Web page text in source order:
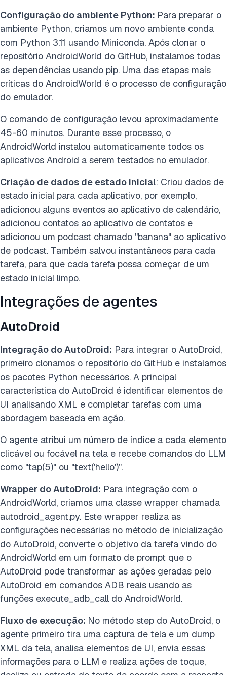
Configuração do ambiente Python: Para preparar o
ambiente Python, criamos um novo ambiente conda
com Python 3.11 usando Miniconda. Após clonar o
repositório AndroidWorld do GitHub, instalamos todas
as dependências usando pip. Uma das etapas mais
críticas do AndroidWorld é o processo de configuração
do emulador.
O comando de configuração levou aproximadamente
45-60 minutos. Durante esse processo, o
AndroidWorld instalou automaticamente todos os
aplicativos Android a serem testados no emulador.
Criação de dados de estado inicial: Criou dados de
estado inicial para cada aplicativo, por exemplo,
adicionou alguns eventos ao aplicativo de calendário,
adicionou contatos ao aplicativo de contatos e
adicionou um podcast chamado "banana" ao aplicativo
de podcast. Também salvou instantâneos para cada
tarefa, para que cada tarefa possa começar de um
estado inicial limpo.
Integrações de agentes
AutoDroid
Integração do AutoDroid: Para integrar o AutoDroid,
primeiro clonamos o repositório do GitHub e instalamos
os pacotes Python necessários. A principal
característica do AutoDroid é identificar elementos de
UI analisando XML e completar tarefas com uma
abordagem baseada em ação.
O agente atribui um número de índice a cada elemento
clicável ou focável na tela e recebe comandos do LLM
como "tap(5)" ou "text('hello')".
Wrapper do AutoDroid: Para integração com o
AndroidWorld, criamos uma classe wrapper chamada
autodroid_agent.py. Este wrapper realiza as
configurações necessárias no método de inicialização
do AutoDroid, converte o objetivo da tarefa vindo do
AndroidWorld em um formato de prompt que o
AutoDroid pode transformar as ações geradas pelo
AutoDroid em comandos ADB reais usando as
funções execute_adb_call do AndroidWorld.
Fluxo de execução: No método step do AutoDroid, o
agente primeiro tira uma captura de tela e um dump
XML da tela, analisa elementos de UI, envia essas
informações para o LLM e realiza ações de toque,